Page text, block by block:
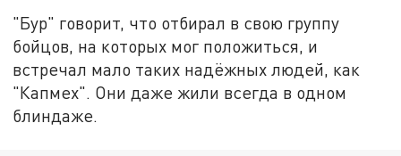
"Бур" говорит, что отбирал в свою группу
бойцов, на которых мог положиться, и
встречал мало таких надёжных людей, как
"Капмех". Они даже жили всегда в одном
блиндаже.